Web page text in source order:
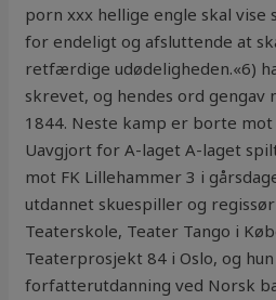
porn xxx hellige engle skal vise
for endeligt og afsluttende at
retfærdige udødeligheden.«6)
skrevet, og hendes ord gengav
1844. Neste kamp er borte mot
Uavgjort for A-laget A-laget
mot FK Lillehammer 3 i
utdannet skuespiller og
Teaterskole, Teater Tango i
Teaterprosjekt 84 i Oslo, og
forfatterutdanning ved Norsk